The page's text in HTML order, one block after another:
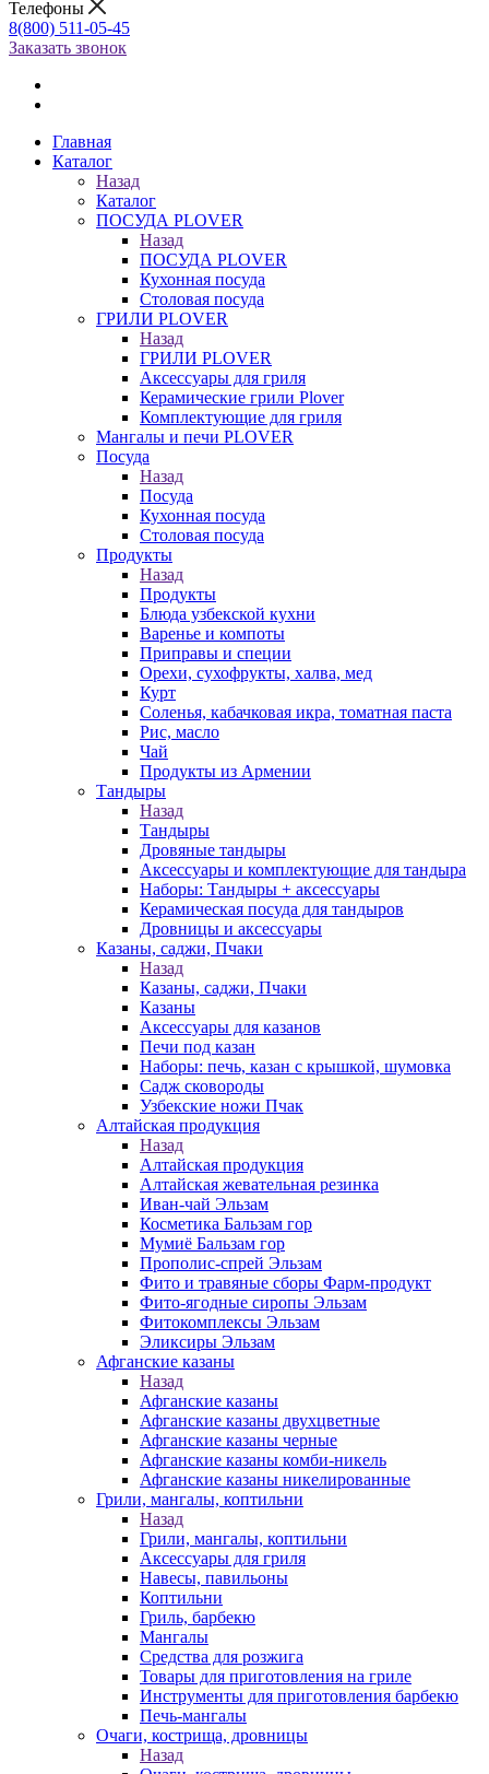
Телефоны
8(800) 511-05-45
Заказать звонок
Главная
Каталог
Назад
Каталог
ПОСУДА PLOVER
Назад
ПОСУДА PLOVER
Кухонная посуда
Столовая посуда
ГРИЛИ PLOVER
Назад
ГРИЛИ PLOVER
Аксессуары для гриля
Керамические грили Plover
Комплектующие для гриля
Мангалы и печи PLOVER
Посуда
Назад
Посуда
Кухонная посуда
Столовая посуда
Продукты
Назад
Продукты
Блюда узбекской кухни
Варенье и компоты
Приправы и специи
Орехи, сухофрукты, халва, мед
Курт
Соленья, кабачковая икра, томатная паста
Рис, масло
Чай
Продукты из Армении
Тандыры
Назад
Тандыры
Дровяные тандыры
Аксессуары и комплектующие для тандыра
Наборы: Тандыры + аксессуары
Керамическая посуда для тандыров
Дровницы и аксессуары
Казаны, саджи, Пчаки
Назад
Казаны, саджи, Пчаки
Казаны
Аксессуары для казанов
Печи под казан
Наборы: печь, казан с крышкой, шумовка
Садж сковороды
Узбекские ножи Пчак
Алтайская продукция
Назад
Алтайская продукция
Алтайская жевательная резинка
Иван-чай Эльзам
Косметика Бальзам гор
Мумиё Бальзам гор
Прополис-спрей Эльзам
Фито и травяные сборы Фарм-продукт
Фито-ягодные сиропы Эльзам
Фитокомплексы Эльзам
Эликсиры Эльзам
Афганские казаны
Назад
Афганские казаны
Афганские казаны двухцветные
Афганские казаны черные
Афганские казаны комби-никель
Афганские казаны никелированные
Грили, мангалы, коптильни
Назад
Грили, мангалы, коптильни
Аксессуары для гриля
Навесы, павильоны
Коптильни
Гриль, барбекю
Мангалы
Средства для розжига
Товары для приготовления на гриле
Инструменты для приготовления барбекю
Печь-мангалы
Очаги, кострища, дровницы
Назад